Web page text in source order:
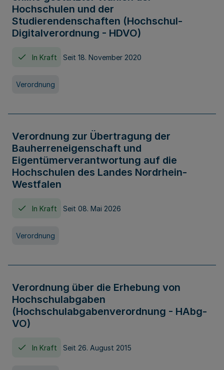
Hochschulen und der
Studierendenschaften (Hochschul-
Digitalverordnung - HDVO)
In Kraft Seit 18. November 2020
Verordnung
Verordnung zur Übertragung der
Bauherreneigenschaft und
Eigentümerverantwortung auf die
Hochschulen des Landes Nordrhein-
Westfalen
In Kraft Seit 08. Mai 2026
Verordnung
Verordnung über die Erhebung von
Hochschulabgaben
(Hochschulabgabenverordnung - HAbg-
VO)
In Kraft Seit 26. August 2015